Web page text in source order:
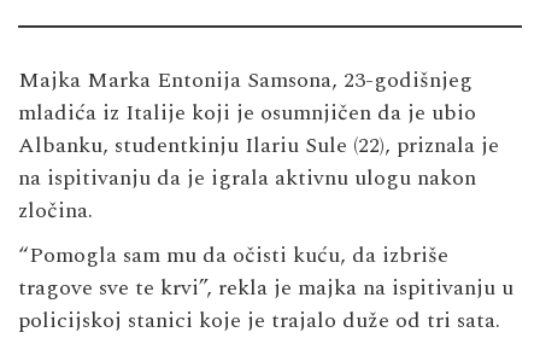
Majka Marka Entonija Samsona, 23-godišnjeg
mladića iz Italije koji je osumnjičen da je ubio
Albanku, studentkinju Ilariu Sule (22), priznala je
na ispitivanju da je igrala aktivnu ulogu nakon
zločina.
“Pomogla sam mu da očisti kuću, da izbriše
tragove sve te krvi”, rekla je majka na ispitivanju u
policijskoj stanici koje je trajalo duže od tri sata.